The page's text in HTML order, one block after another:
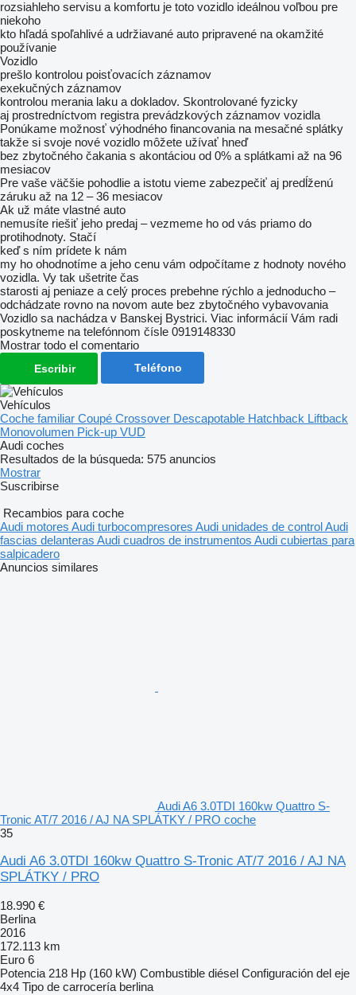
rozsiahleho servisu a komfortu je toto vozidlo ideálnou voľbou pre
niekoho
kto hľadá spoľahlivé a udržiavané auto pripravené na okamžité
používanie
Vozidlo
prešlo kontrolou poisťovacích záznamov
exekučných záznamov
kontrolou merania laku a dokladov. Skontrolované fyzicky
aj prostredníctvom registra prevádzkových záznamov vozidla
Ponúkame možnosť výhodného financovania na mesačné splátky
takže si svoje nové vozidlo môžete užívať hneď
bez zbytočného čakania s akontáciou od 0% a splátkami až na 96
mesiacov
Pre vaše väčšie pohodlie a istotu vieme zabezpečiť aj predĺženú
záruku až na 12 – 36 mesiacov
Ak už máte vlastné auto
nemusíte riešiť jeho predaj – vezmeme ho od vás priamo do
protihodnoty. Stačí
keď s ním prídete k nám
my ho ohodnotíme a jeho cenu vám odpočítame z hodnoty nového
vozidla. Vy tak ušetrite čas
starosti aj peniaze a celý proces prebehne rýchlo a jednoducho –
odchádzate rovno na novom aute bez zbytočného vybavovania
Vozidlo sa nachádza v Banskej Bystrici. Viac informácií Vám radi
poskytneme na telefónnom čísle 0919148330
Mostrar todo el comentario
Escribir Teléfono
Vehículos
Coche familiar Coupé Crossover Descapotable Hatchback Liftback
Monovolumen Pick-up VUD
Audi coches
Resultados de la búsqueda: 575 anuncios
Mostrar
Suscribirse
Recambios para coche
Audi motores Audi turbocompresores Audi unidades de controlAudi
fascias delanteras Audi cuadros de instrumentos Audi cubiertas para
salpicadero
Anuncios similares
Audi A6 3.0TDI 160kw Quattro S-
Tronic AT/7 2016 / AJ NA SPLÁTKY / PRO coche
35
Audi A6 3.0TDI 160kw Quattro S-Tronic AT/7 2016 / AJ NA
SPLÁTKY / PRO
18.990 €
Berlina
2016
172.113 km
Euro 6
Potencia 218 Hp (160 kW) Combustible diésel Configuración del eje
4x4 Tipo de carrocería berlina